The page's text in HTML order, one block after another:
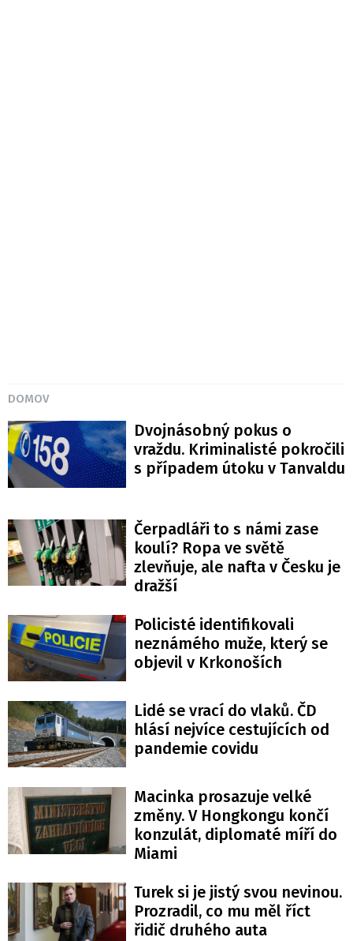
DOMOV
Dvojnásobný pokus o
vraždu. Kriminalisté pokročili
s případem útoku v Tanvaldu
Čerpadláři to s námi zase
koulí? Ropa ve světě
zlevňuje, ale nafta v Česku je
dražší
Policisté identifikovali
neznámého muže, který se
objevil v Krkonoších
Lidé se vrací do vlaků. ČD
hlásí nejvíce cestujících od
pandemie covidu
Macinka prosazuje velké
změny. V Hongkongu končí
konzulát, diplomaté míří do
Miami
Turek si je jistý svou nevinou.
Prozradil, co mu měl říct
řidič druhého auta